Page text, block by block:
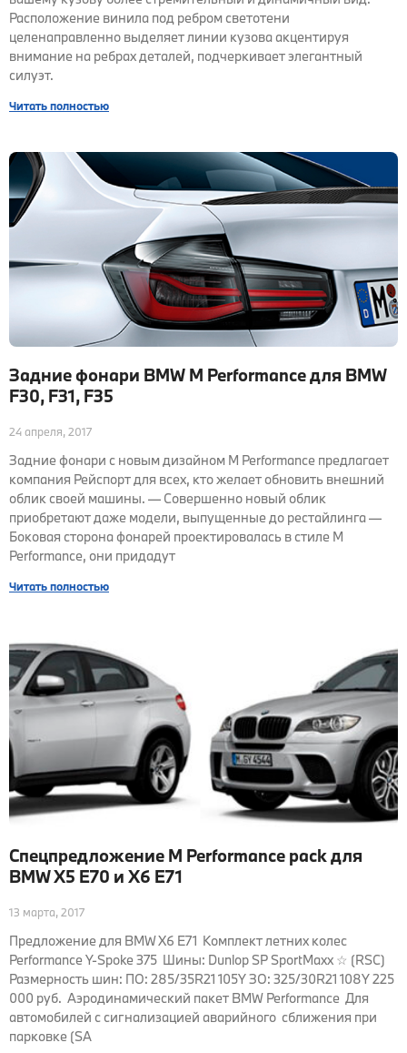
Расположение винила под ребром светотени
целенаправленно выделяет линии кузова акцентируя
внимание на ребрах деталей, подчеркивает элегантный
силуэт.
Читать полностью
Задние фонари BMW M Performance для BMW
F30, F31, F35
24 апреля, 2017
Задние фонари с новым дизайном M Performance предлагает
компания Рейспорт для всех, кто желает обновить внешний
облик своей машины. — Совершенно новый облик
приобретают даже модели, выпущенные до рестайлинга —
Боковая сторона фонарей проектировалась в стиле M
Performance, они придадут
Читать полностью
Спецпредложение M Performance pack для
BMW X5 E70 и X6 E71
13 марта, 2017
Предложение для BMW X6 E71 Комплект летних колес
Performance Y-Spoke 375 Шины: Dunlop SP SportMaxx ☆ (RSC)
Размерность шин: ПО: 285/35R21 105Y ЗО: 325/30R21 108Y 225
000 руб. Аэродинамический пакет BMW Performance Для
автомобилей с сигнализацией аварийного сближения при
парковке (SA